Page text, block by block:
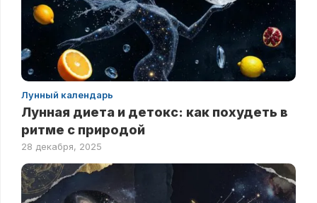
Лунный календарь
Лунная диета и детокс: как похудеть в
ритме с природой
28 декабря, 2025